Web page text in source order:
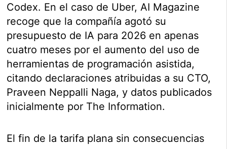
Codex. En el caso de Uber, AI Magazine
recoge que la compañía agotó su
presupuesto de IA para 2026 en apenas
cuatro meses por el aumento del uso de
herramientas de programación asistida,
citando declaraciones atribuidas a su CTO,
Praveen Neppalli Naga, y datos publicados
inicialmente por The Information.
El fin de la tarifa plana sin consecuencias